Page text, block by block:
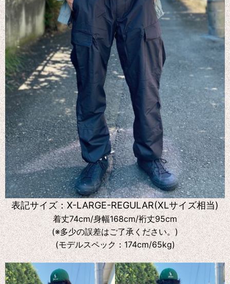
表記サイズ：X-LARGE-REGULAR(XLサイズ相当)
着丈74cm/身幅168cm/裄丈95cm
(※多少の誤差はご了承ください。)
(モデルスペック：174cm/65kg)